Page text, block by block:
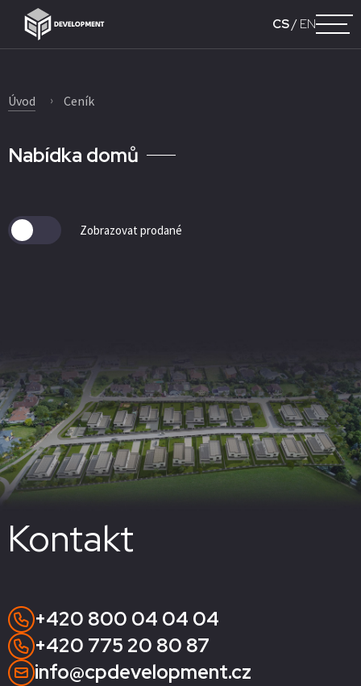
CS/ EN
Úvod Ceník
Nabídka domů
Zobrazovat prodané
Kontakt
+420 800 04 04 04
+420 775 20 80 87
info@cpdevelopment.cz